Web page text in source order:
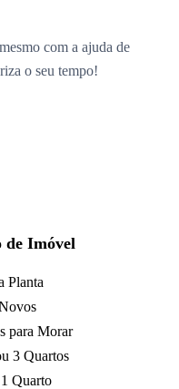
com a ajuda de
o seu tempo!
de Imóvel
Planta
para Morar
3 Quartos
Quarto